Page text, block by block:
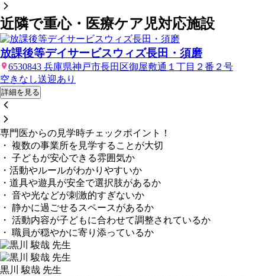
近隣で重心・医療ケア児対応施設
放課後等デイサービスウィズ長田・須磨
6530843 兵庫県神戸市長田区御屋敷通１丁目２番２号
空きなし送迎あり
詳細を見る
専門医からの見学時チェックポイント！
・ 複数の事業所を見学することが大切
・ 子どもが安心できる雰囲気か
・活動やルールがわかりやすいか
・道具や遊具が安全で選択肢があるか
・ 音や光などが刺激的すぎないか
・ 静かに過ごせるスペースがあるか
・ 活動内容が子どもに合わせて調整されているか
・ 職員が穏やかに寄り添っているか
黒川 駿哉 先生